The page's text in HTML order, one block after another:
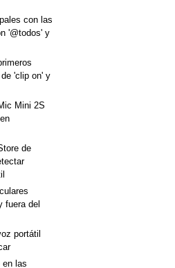
con las
'@todos' y
'clip on' y
Mini 2S
de
fuera del
portátil
en las